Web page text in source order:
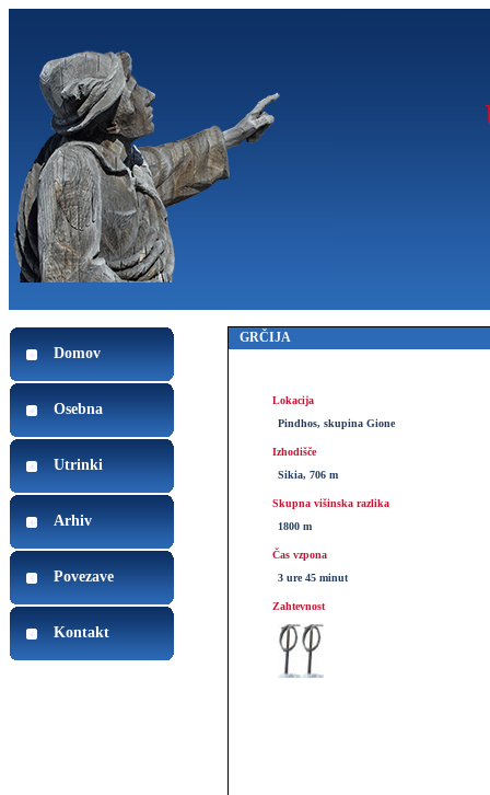
Domov
Osebna
Utrinki
Arhiv
Povezave
Kontakt
GRČIJA
Lokacija
Pindhos, skupina Gione
Izhodišče
Sikia, 706 m
Skupna višinska razlika
1800 m
Čas vzpona
3 ure 45 minut
Zahtevnost